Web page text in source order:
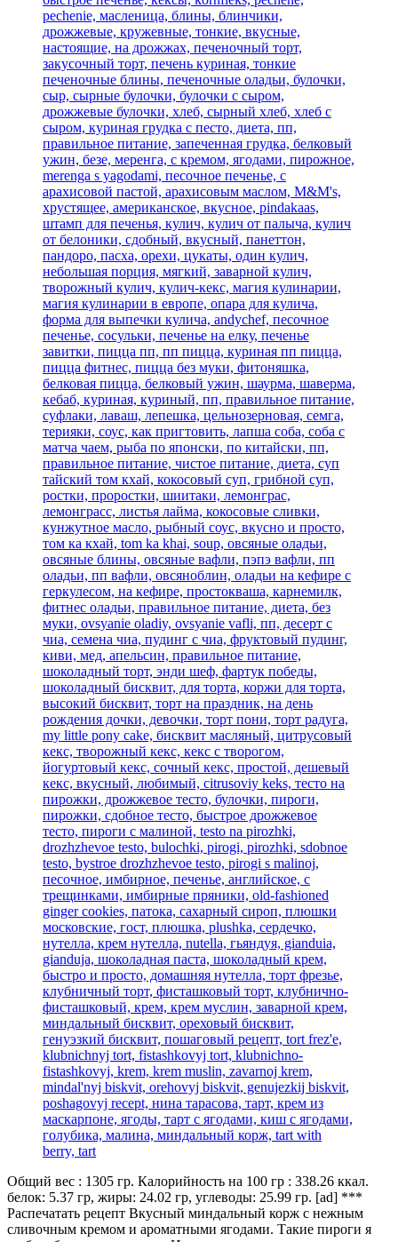
Общий вес : 1305 гр. Калорийность на 100 гр : 338.26 ккал.
белок: 5.37 гр, жиры: 24.02 гр, углеводы: 25.99 гр. [ad] ***
Распечатать рецепт Вкусный миндальный корж с нежным
сливочным кремом и ароматными ягодами. Такие пироги я